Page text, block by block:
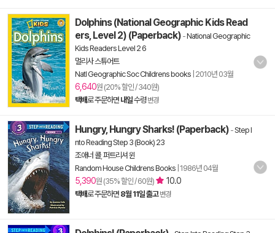
Dolphins (National Geographic Kids Read
ers, Level 2) (Paperback) -National Geographic
Kids Readers Level 2 6
멀리사 스튜어트
Natl Geographic Soc Childrens books 2010년 03월
6,640원 (20% 할인 / 340원)
택배로 주문하면 내일수령 변경
Hungry, Hungry Sharks! (Paperback) -Step I
nto Reading Step 3 (Book) 23
조애너 콜, 퍼트리셔 윈
Random House Childrens Books 1986년 04월
5,390원 (35% 할인 / 60원) 10.0
택배로 주문하면 8월 11일 출고 변경